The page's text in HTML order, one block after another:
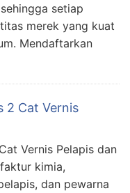
setiap
merek yang kuat
Mendaftarkan
2 Cat Vernis
Vernis Pelapis dan
kimia,
dan pewarna